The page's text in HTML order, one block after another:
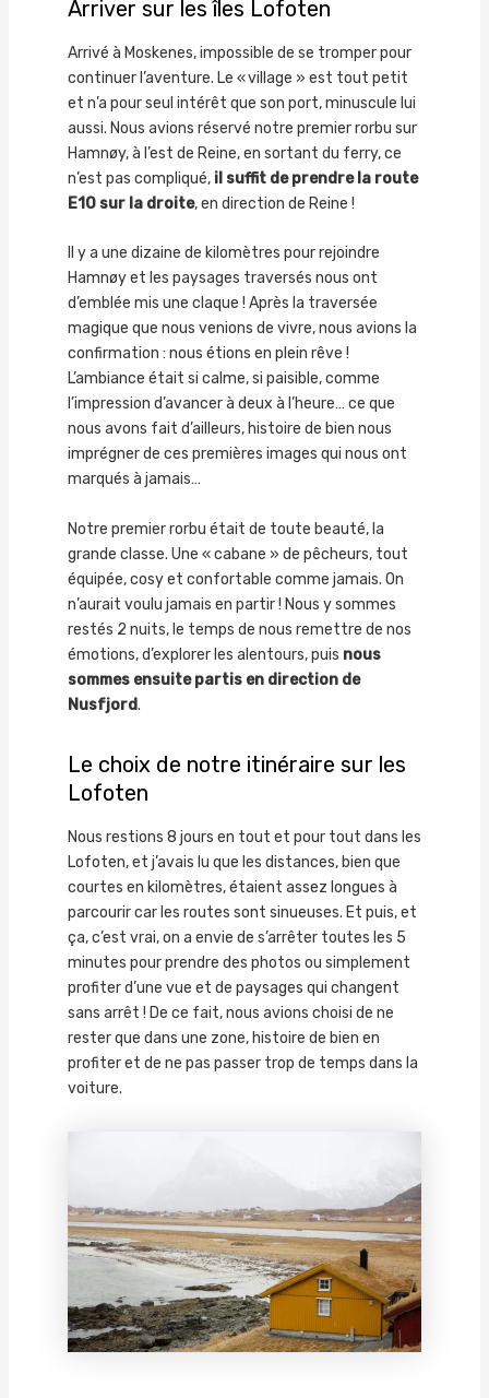
Arriver sur les îles Lofoten
Arrivé à Moskenes, impossible de se tromper pour
continuer l’aventure. Le « village » est tout petit
et n’a pour seul intérêt que son port, minuscule lui
aussi. Nous avions réservé notre premier rorbu sur
Hamnøy, à l’est de Reine, en sortant du ferry, ce
n’est pas compliqué, il suffit de prendre la route
E10 sur la droite, en direction de Reine !
Il y a une dizaine de kilomètres pour rejoindre
Hamnøy et les paysages traversés nous ont
d’emblée mis une claque ! Après la traversée
magique que nous venions de vivre, nous avions la
confirmation : nous étions en plein rêve !
L’ambiance était si calme, si paisible, comme
l’impression d’avancer à deux à l’heure… ce que
nous avons fait d’ailleurs, histoire de bien nous
imprégner de ces premières images qui nous ont
marqués à jamais…
Notre premier rorbu était de toute beauté, la
grande classe. Une « cabane » de pêcheurs, tout
équipée, cosy et confortable comme jamais. On
n’aurait voulu jamais en partir ! Nous y sommes
restés 2 nuits, le temps de nous remettre de nos
émotions, d’explorer les alentours, puis nous
sommes ensuite partis en direction de
Nusfjord.
Le choix de notre itinéraire sur les
Lofoten
Nous restions 8 jours en tout et pour tout dans les
Lofoten, et j’avais lu que les distances, bien que
courtes en kilomètres, étaient assez longues à
parcourir car les routes sont sinueuses. Et puis, et
ça, c’est vrai, on a envie de s’arrêter toutes les 5
minutes pour prendre des photos ou simplement
profiter d’une vue et de paysages qui changent
sans arrêt ! De ce fait, nous avions choisi de ne
rester que dans une zone, histoire de bien en
profiter et de ne pas passer trop de temps dans la
voiture.